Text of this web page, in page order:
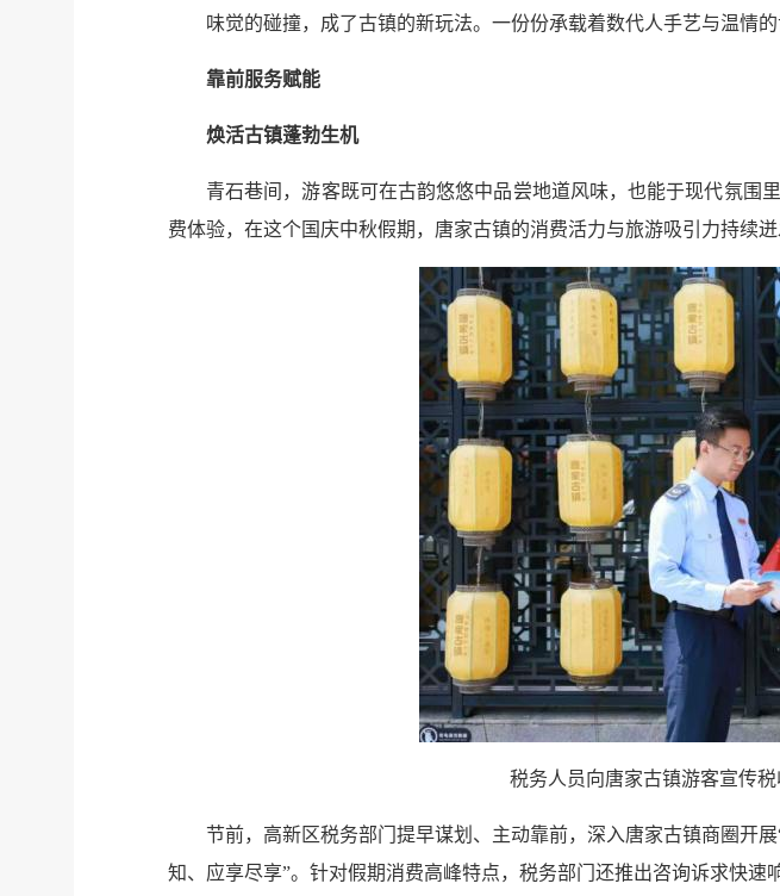
味觉的碰撞，成了古镇的新玩法。一份份承载着数代人手艺与温情
靠前服务赋能
焕活古镇蓬勃生机
青石巷间，游客既可在古韵悠悠中品尝地道风味，也能于现代氛围
费体验，在这个国庆中秋假期，唐家古镇的消费活力与旅游吸引力持续迸
税务人员向唐家古镇游客宣传
节前，高新区税务部门提早谋划、主动靠前，深入唐家古镇商圈开
知、应享尽享”。针对假期消费高峰特点，税务部门还推出咨询诉求快速